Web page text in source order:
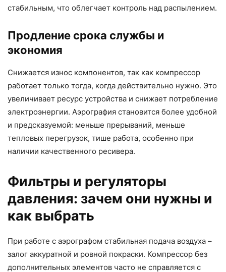
стабильным, что облегчает контроль над распылением.
Продление срока службы и
экономия
Снижается износ компонентов, так как компрессор
работает только тогда, когда действительно нужно. Это
увеличивает ресурс устройства и снижает потребление
электроэнергии. Аэрография становится более удобной
и предсказуемой: меньше прерываний, меньше
тепловых перегрузок, тише работа, особенно при
наличии качественного ресивера.
Фильтры и регуляторы
давления: зачем они нужны и
как выбрать
При работе с аэрографом стабильная подача воздуха –
залог аккуратной и ровной покраски. Компрессор без
дополнительных элементов часто не справляется с